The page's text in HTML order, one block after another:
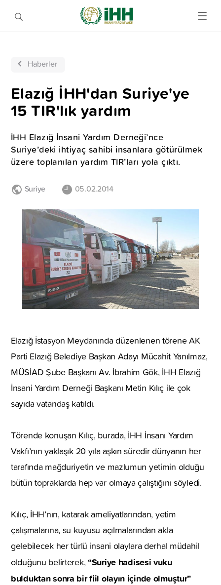
Haberler
Elazığ İHH'dan Suriye'ye
15 TIR'lık yardım
İHH Elazığ İnsani Yardım Derneği’nce
Suriye’deki ihtiyaç sahibi insanlara götürülmek
üzere toplanılan yardım TIR’ları yola çıktı.
Suriye 05.02.2014
Elazığ İstasyon Meydanında düzenlenen törene AK
Parti Elazığ Belediye Başkan Adayı Mücahit Yanılmaz,
MÜSİAD Şube Başkanı Av. İbrahim Gök, İHH Elazığ
İnsani Yardım Derneği Başkanı Metin Kılıç ile çok
sayıda vatandaş katıldı.
Törende konuşan Kılıç, burada, İHH İnsanı Yardım
Vakfı’nın yaklaşık 20 yıla aşkın süredir dünyanın her
tarafında mağduriyetin ve mazlumun yetimin olduğu
bütün topraklarda hep var olmaya çalıştığını söyledi.
Kılıç, İHH’nın, katarak ameliyatlarından, yetim
çalışmalarına, su kuyusu açılmalarından akla
gelebilecek her türlü insani olaylara derhal müdahil
olduğunu belirterek, “Suriye hadisesi vuku
bulduktan sonra bir fiil olayın içinde olmuştur”